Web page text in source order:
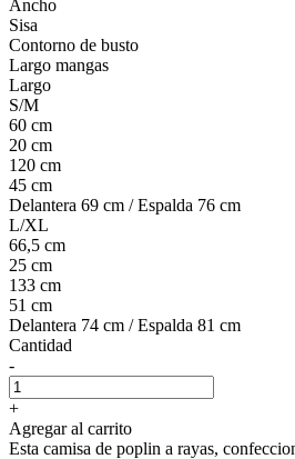
Ancho
Sisa
Contorno de busto
Largo mangas
Largo
S/M
60 cm
20 cm
120 cm
45 cm
Delantera 69 cm / Espalda 76 cm
L/XL
66,5 cm
25 cm
133 cm
51 cm
Delantera 74 cm / Espalda 81 cm
Cantidad
-
+
Agregar al carrito
Esta camisa de poplin a rayas,